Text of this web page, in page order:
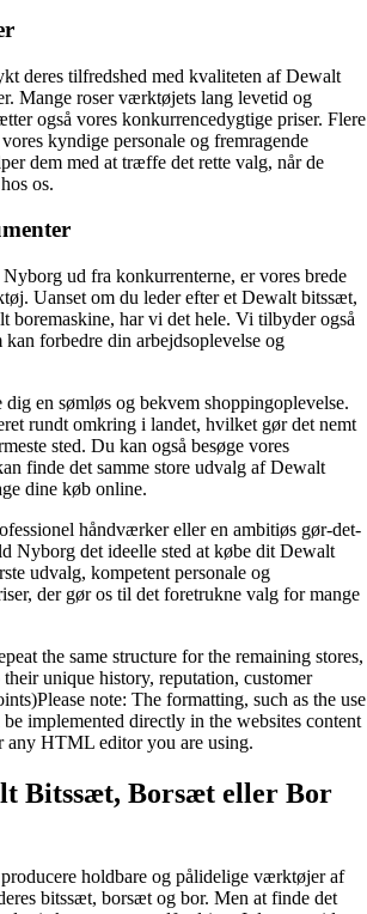
deres tilfredshed med kvaliteten af Dewalt
Mange roser værktøjets lang levetid og
også vores konkurrencedygtige priser. Flere
kyndige personale og fremragende
dem med at træffe det rette valg, når de
os.
ud fra konkurrenterne, er vores brede
Uanset om du leder efter et Dewalt bitssæt,
boremaskine, har vi det hele. Vi tilbyder også
forbedre din arbejdsoplevelse og
en sømløs og bekvem shoppingoplevelse.
rundt omkring i landet, hvilket gør det nemt
sted. Du kan også besøge vores
finde det samme store udvalg af Dewalt
dine køb online.
håndværker eller en ambitiøs gør-det-
Nyborg det ideelle sted at købe dit Dewalt
udvalg, kompetent personale og
der gør os til det foretrukne valg for mange
the same structure for the remaining stores,
unique history, reputation, customer
note: The formatting, such as the use
implemented directly in the websites content
any HTML editor you are using.
Bitssæt, Borsæt eller Bor
holdbare og pålidelige værktøjer af
bitssæt, borsæt og bor. Men at finde det